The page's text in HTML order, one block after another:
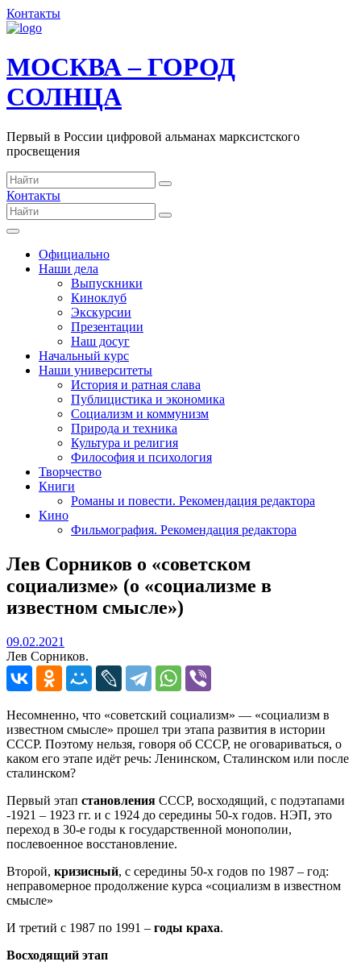
Контакты
МОСКВА – ГОРОД
СОЛНЦА
Первый в России цифровой альманах марксистского
просвещения
Контакты
Официально
Наши дела
Выпускники
Киноклуб
Экскурсии
Презентации
Наш досуг
Начальный курс
Наши университеты
История и ратная слава
Публицистика и экономика
Социализм и коммунизм
Природа и техника
Культура и религия
Философия и психология
Творчество
Книги
Романы и повести. Рекомендация редактора
Кино
Фильмография. Рекомендация редактора
Лев Сорников о «советском
социализме» (о «социализме в
известном смысле»)
09.02.2021
Лев Сорников.
Несомненно, что «советский социализм» — «социализм в
известном смысле» прошел три этапа развития в истории
СССР. Поэтому нельзя, говоря об СССР, не оговариваться, о
каком его этапе идёт речь: Ленинском, Сталинском или после
сталинском?
Первый этап становления СССР, восходящий, с подэтапами
-1921 – 1923 гг. и с 1924 до середины 50-х годов. НЭП, это
переход в 30-е годы к государственной монополии,
послевоенное восстановление.
Второй, кризисный, с середины 50-х годов по 1987 – год:
неправомерное продолжение курса «социализм в известном
смысле»
И третий с 1987 по 1991 – годы краха.
Восходящий этап